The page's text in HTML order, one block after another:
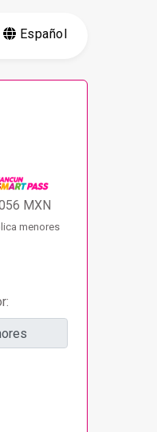
Español
MXN
menores